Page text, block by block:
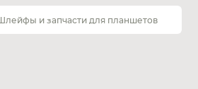
Шлейфы и запчасти для планшетов